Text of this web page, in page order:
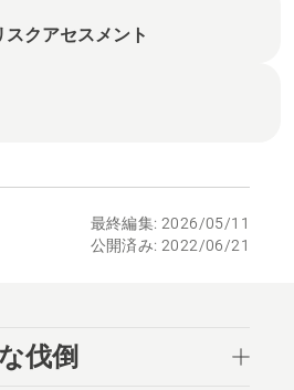
クアセスメント
最終編集: 2026/05/11
公開済み: 2022/06/21
伐倒